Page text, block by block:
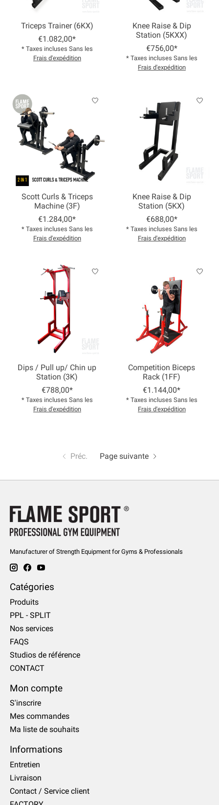
Triceps Trainer (6KX)
€1.082,00*
* Taxes incluses Sans les
Frais d'expédition
Knee Raise & Dip
Station (5KXX)
€756,00*
* Taxes incluses Sans les
Frais d'expédition
Scott Curls & Triceps
Machine (3F)
€1.284,00*
* Taxes incluses Sans les
Frais d'expédition
Knee Raise & Dip
Station (5KX)
€688,00*
* Taxes incluses Sans les
Frais d'expédition
Dips / Pull up/ Chin up
Station (3K)
€788,00*
* Taxes incluses Sans les
Frais d'expédition
Competition Biceps
Rack (1FF)
€1.144,00*
* Taxes incluses Sans les
Frais d'expédition
Préc. Page suivante
Manufacturer of Strength Equipment for Gyms & Professionals
Catégories
Produits
PPL - SPLIT
Nos services
FAQS
Studios de référence
CONTACT
Mon compte
S'inscrire
Mes commandes
Ma liste de souhaits
Informations
Entretien
Livraison
Contact / Service client